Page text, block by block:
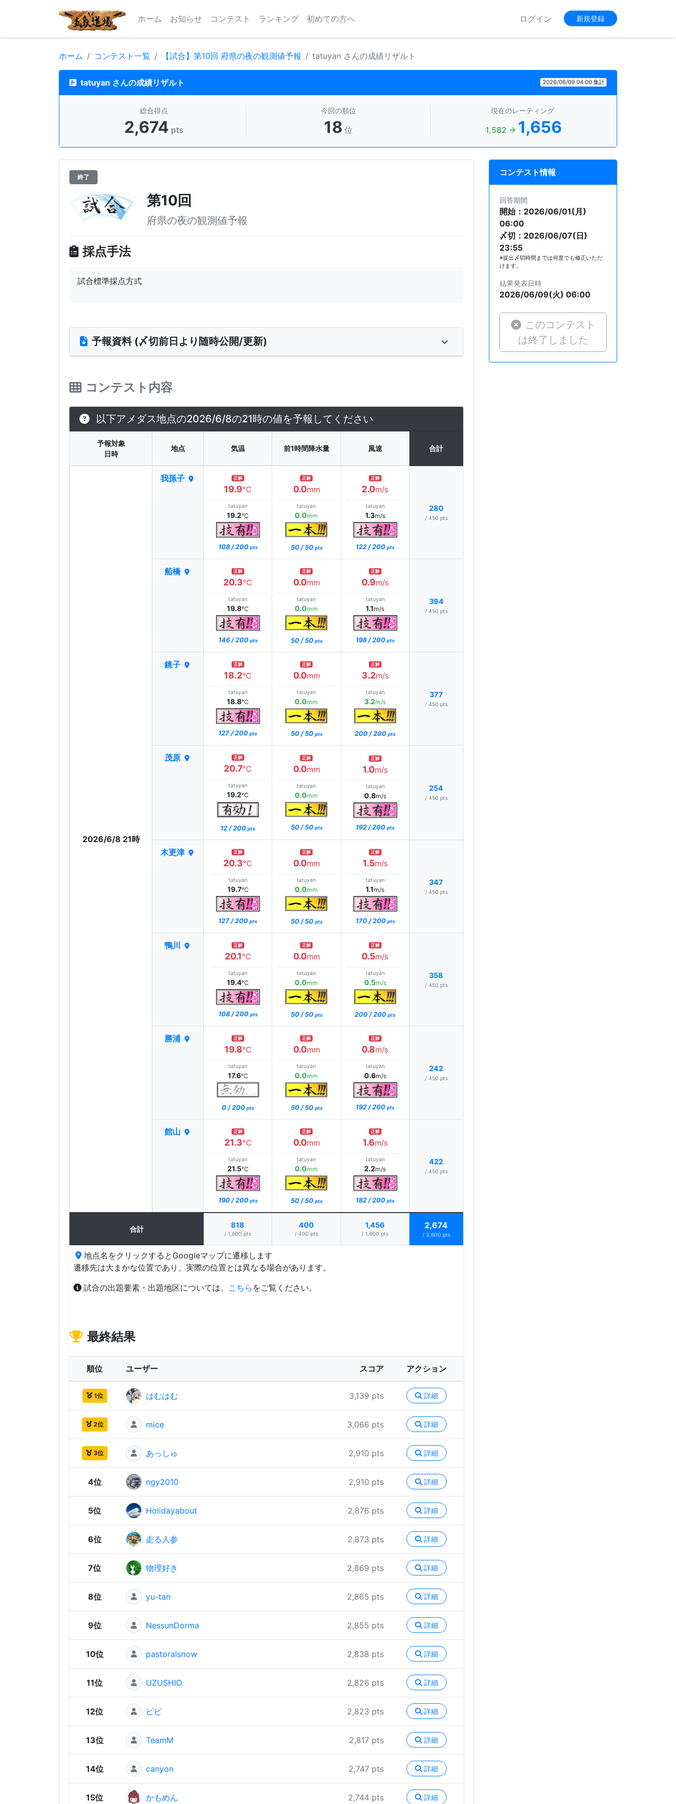
ホーム お知らせ コンテスト ランキング 初めての方へ ログイン 新規登録
ホーム コンテスト一覧 【試合】第10回 府県の夜の観測値予報 tatuyan さんの成績リザルト
tatuyan さんの成績リザルト 2026/06/09 04:00 集計
総合得点
2,674 pts
今回の順位
18 位
現在のレーティング
1,582 → 1,656
終了
第10回
府県の夜の観測値予報
採点手法
試合標準採点方式
予報資料 (〆切前日より随時公開/更新)
コンテスト内容
以下アメダス地点の2026/6/8の21時の値を予報してください
予報対象
日時
地点 気温 前1時間降水量 風速 合計
2026/6/8 21時
我孫子 正解
19.9℃
tatuyan
19.2℃
108 / 200 pts
正解
0.0mm
tatuyan
0.0mm
50 / 50 pts
正解
2.0m/s
tatuyan
1.3m/s
122 / 200 pts
280
/ 450 pts
船橋 正解
20.3℃
tatuyan
19.8℃
146 / 200 pts
正解
0.0mm
tatuyan
0.0mm
50 / 50 pts
正解
0.9m/s
tatuyan
1.1m/s
198 / 200 pts
394
/ 450 pts
銚子 正解
18.2℃
tatuyan
18.8℃
127 / 200 pts
正解
0.0mm
tatuyan
0.0mm
50 / 50 pts
正解
3.2m/s
tatuyan
3.2m/s
200 / 200 pts
377
/ 450 pts
茂原 正解
20.7℃
tatuyan
19.2℃
12 / 200 pts
正解
0.0mm
tatuyan
0.0mm
50 / 50 pts
正解
1.0m/s
tatuyan
0.8m/s
192 / 200 pts
254
/ 450 pts
木更津 正解
20.3℃
tatuyan
19.7℃
127 / 200 pts
正解
0.0mm
tatuyan
0.0mm
50 / 50 pts
正解
1.5m/s
tatuyan
1.1m/s
170 / 200 pts
347
/ 450 pts
鴨川 正解
20.1℃
tatuyan
19.4℃
108 / 200 pts
正解
0.0mm
tatuyan
0.0mm
50 / 50 pts
正解
0.5m/s
tatuyan
0.5m/s
200 / 200 pts
358
/ 450 pts
勝浦 正解
19.8℃
tatuyan
17.6℃
0 / 200 pts
正解
0.0mm
tatuyan
0.0mm
50 / 50 pts
正解
0.8m/s
tatuyan
0.6m/s
192 / 200 pts
242
/ 450 pts
館山 正解
21.3℃
tatuyan
21.5℃
190 / 200 pts
正解
0.0mm
tatuyan
0.0mm
50 / 50 pts
正解
1.6m/s
tatuyan
2.2m/s
182 / 200 pts
422
/ 450 pts
合計 818
/ 1,600 pts
400
/ 400 pts
1,456
/ 1,600 pts
2,674
/ 3,600 pts
地点名をクリックするとGoogleマップに遷移します
遷移先は大まかな位置であり、実際の位置とは異なる場合があります。
試合の出題要素・出題地区については、 こちら をご覧ください。
最終結果
順位 ユーザー スコア アクション
1位 はむはむ 3,139 pts 詳細
2位 mice 3,066 pts 詳細
3位 あっしゅ 2,910 pts 詳細
4位 ngy2010 2,910 pts 詳細
5位 Holidayabout 2,876 pts 詳細
6位 走る人参 2,873 pts 詳細
7位 物理好き 2,869 pts 詳細
8位 yu-tan 2,865 pts 詳細
9位 NessunDorma 2,855 pts 詳細
10位 pastoralsnow 2,838 pts 詳細
11位 UZUSHIO 2,826 pts 詳細
12位 ピピ 2,823 pts 詳細
13位 TeamM 2,817 pts 詳細
14位 canyon 2,747 pts 詳細
15位 かもめん 2,744 pts 詳細
コンテスト情報
回答期間
開始：2026/06/01(月)
06:00
〆切：2026/06/07(日)
23:55
※提出〆切時間までは何度でも修正いただ
けます。
結果発表日時
2026/06/09(火) 06:00
このコンテスト
は終了しました